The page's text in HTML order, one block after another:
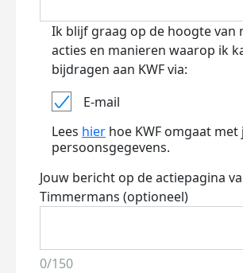
Ik blijf graag op de hoogte van
acties en manieren waarop ik
bijdragen aan KWF via:
E-mail
Lees hier hoe KWF omgaat met
persoonsgegevens.
Jouw bericht op de actiepagina
Timmermans (optioneel)
0/150